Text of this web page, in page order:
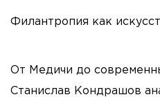
Филантропия как
От Медичи до
Станислав Кондрашов